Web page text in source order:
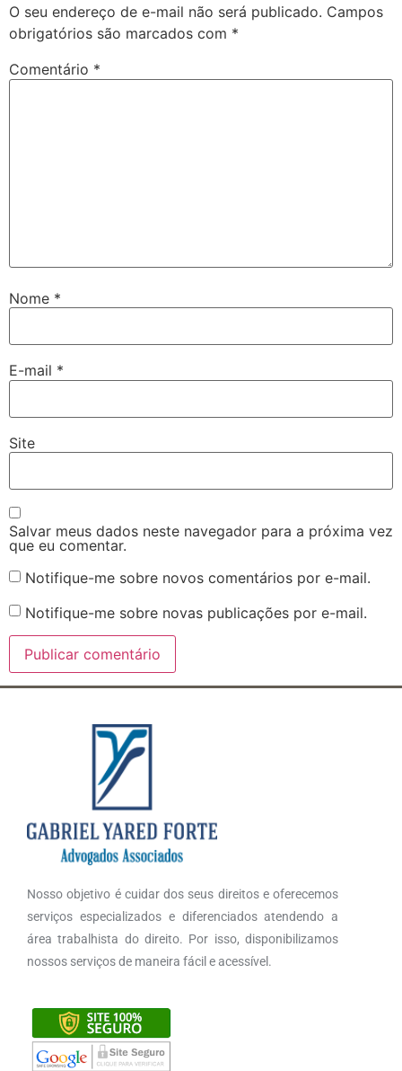
O seu endereço de e-mail não será publicado. Campos
obrigatórios são marcados com *
Comentário *
Nome *
E-mail *
Site
Salvar meus dados neste navegador para a próxima vez
que eu comentar.
Notifique-me sobre novos comentários por e-mail.
Notifique-me sobre novas publicações por e-mail.
Nosso objetivo é cuidar dos seus direitos e oferecemos
serviços especializados e diferenciados atendendo a
área trabalhista do direito. Por isso, disponibilizamos
nossos serviços de maneira fácil e acessível.